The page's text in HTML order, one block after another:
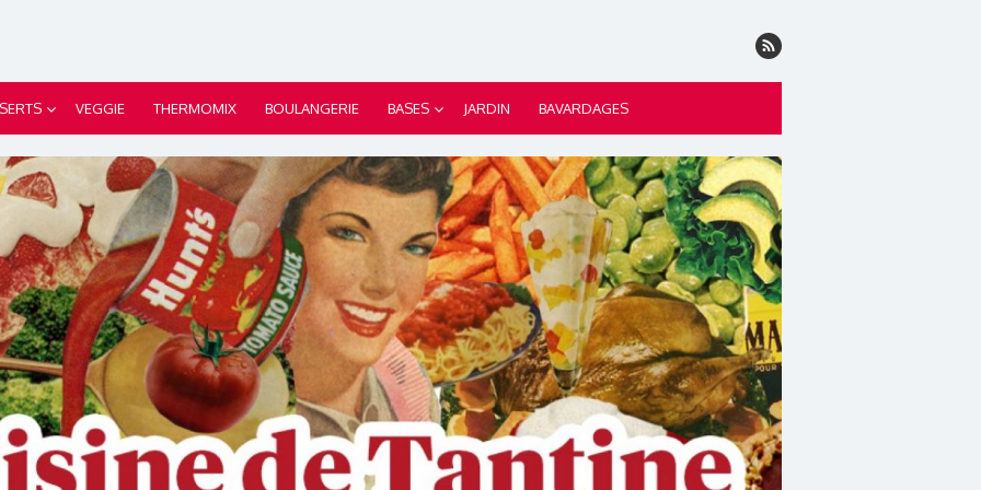
VEGGIE THERMOMIX BOULANGERIE BASES JARDIN BAVARDAGES